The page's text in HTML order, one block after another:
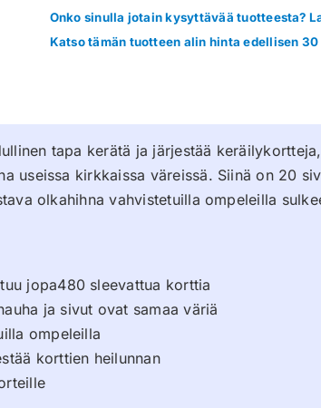
Onko sinulla jotain kysyttävää tuotteesta?
Katso tämän tuotteen alin hinta edellisen
tapa kerätä ja järjestää
useissa kirkkaissa väreissä. Siinä on 20
olkahihna vahvistetuilla ompeleilla
jopa480 sleevattua korttia
ja sivut ovat samaa väriä
ompeleilla
korttien heilunnan